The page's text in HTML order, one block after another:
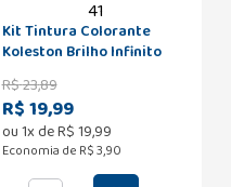
Kit Tintura Colorante
Koleston Brilho Infinito
Castanho Médio
Acinzentado 41
R$23,89
R$ 19,99
ou1x deR$19,99
Economia de R$ 3,90